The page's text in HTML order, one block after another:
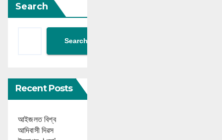
Search
Search
Recent Posts
আইজলত বিশ্ব
আদিবাসী দিৱস